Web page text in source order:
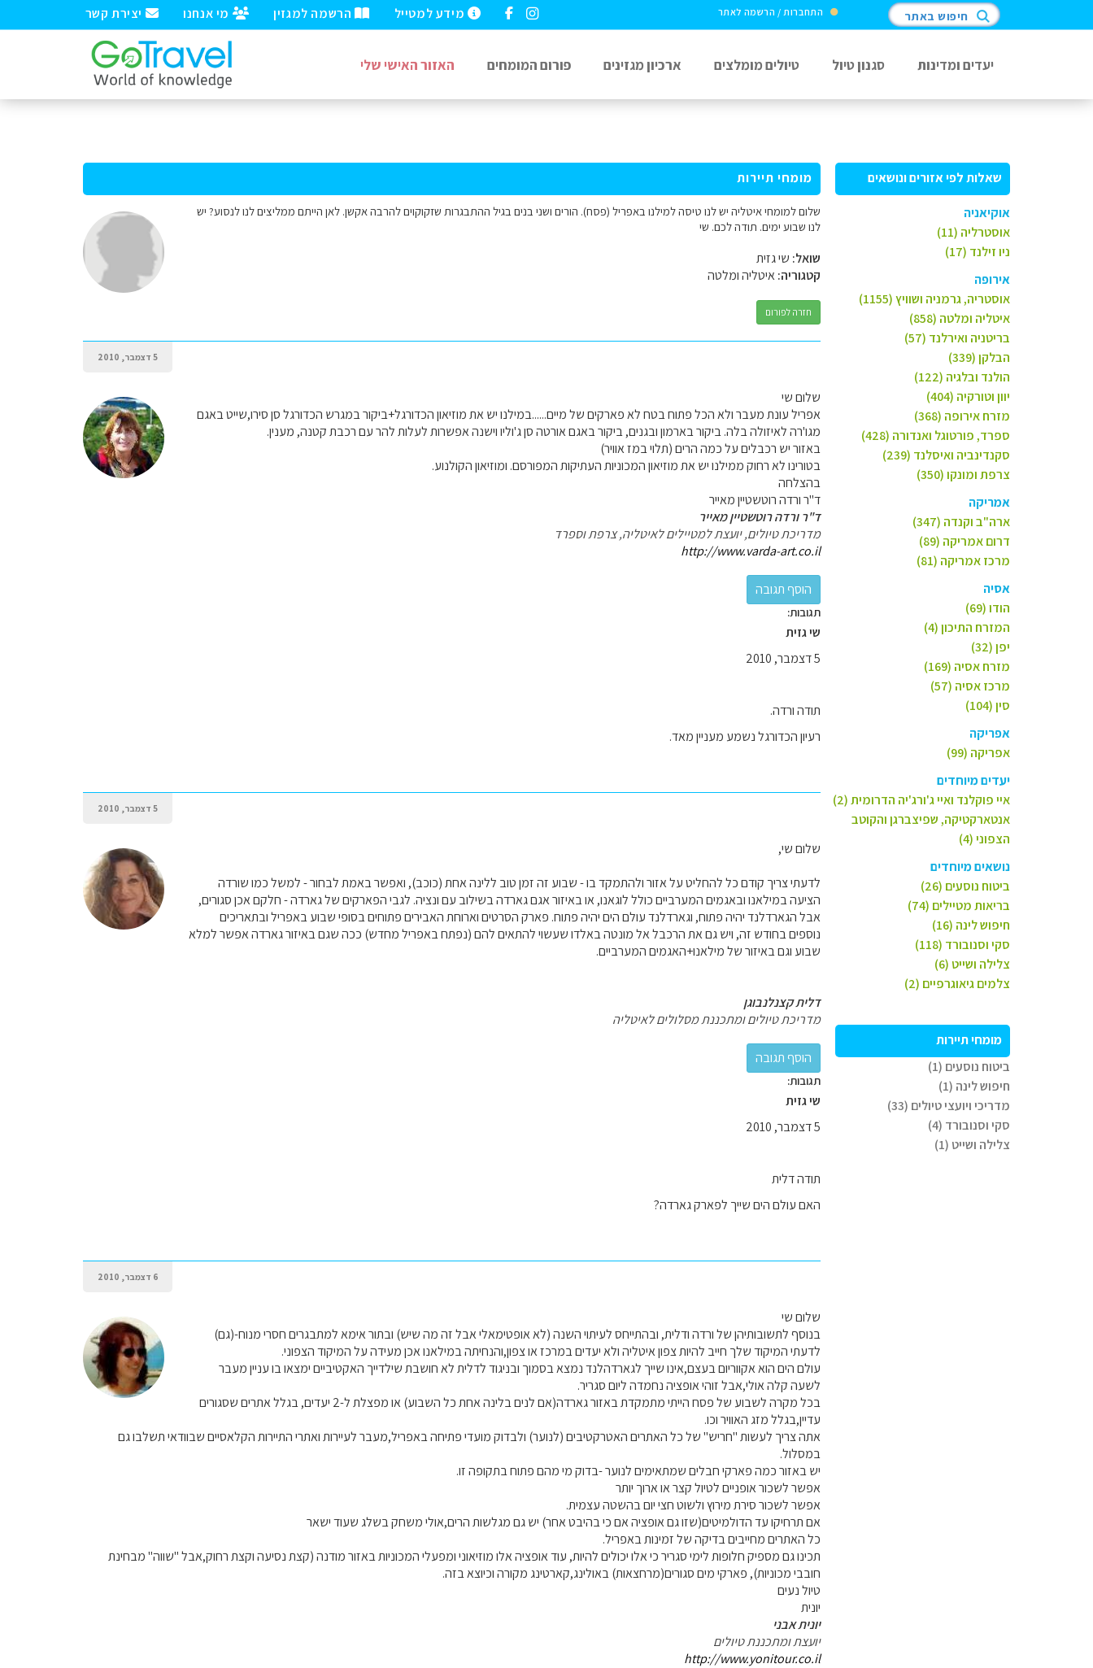
יצירת קשר מי אנחנו הרשמה למגזין מידע למטייל התחברות / הרשמה לאתר חיפוש באתר
יעדים ומדינות סגנון טיול טיולים מומלצים ארכיון מגזינים פורום המומחים האזור האישי שלי
שאלות לפי אזורים ונושאים
אוקיאניה
אוסטרליה (11)
ניו זילנד (17)
אירופה
אוסטריה, גרמניה ושוויץ (1155)
איטליה ומלטה (858)
בריטניה ואירלנד (57)
הבלקן (339)
הולנד ובלגיה (122)
יוון וטורקיה (404)
מזרח אירופה (368)
ספרד, פורטוגל ואנדורה (428)
סקנדינביה ואיסלנד (239)
צרפת ומונקו (350)
אמריקה
ארה"ב וקנדה (347)
דרום אמריקה (89)
מרכז אמריקה (81)
אסיה
הודו (69)
המזרח התיכון (4)
יפן (32)
מזרח אסיה (169)
מרכז אסיה (57)
סין (104)
אפריקה
אפריקה (99)
יעדים מיוחדים
איי פוקלנד ואיי ג'ורג'יה הדרומית (2)
אנטארקטיקה, שפיצברגן והקוטב
הצפוני (4)
נושאים מיוחדים
ביטוח נוסעים (26)
בריאות מטיילים (74)
חיפוש לינה (16)
סקי וסנובורד (118)
צלילה ושייט (6)
צלמים גיאוגרפיים (2)
מומחי תיירות
ביטוח נוסעים (1)
חיפוש לינה (1)
מדריכי ויועצי טיולים (33)
סקי וסנובורד (4)
צלילה ושייט (1)
מומחי תיירות
שלום למומחי איטליה יש לנו טיסה למילנו באפריל (פסח). הורים ושני בנים בגיל ההתבגרות שזקוקוים להרבה אקשן. לאן הייתם ממליצים לנו לנסוע? יש
לנו שבוע ימים. תודה לכם. שי
שואל: שי גזית
קטגוריה:איטליה ומלטה
חזרה לפורום
5 דצמבר, 2010
שלום שי
אפריל עונת מעבר ולא הכל פתוח בטח לא פארקים של מיים......במילנו יש את מוזיאון הכדורגל+ביקור במגרש הכדורגל סן סירו,שייט באגם
מגו'רה לאיזולה בלה. ביקור בארמון ובגנים, ביקור באגם אורטה סן ג'וליו וישנה אפשרות לעלות להר עם רכבת קטנה, מענין.
באזור יש רכבלים על כמה הרים (תלוי במז אוויר)
בטורינו לא רחוק ממילנו יש את מוזיאון המכוניות העתיקות המפורסם. ומוזיאון הקולנוע.
בהצלחה
ד"ר ורדה רוטשטיין מאייר
ד"ר ורדה רוטשטיין מאייר
מדריכת טיולים, יועצת למטיילים לאיטליה, צרפת וספרד
http://www.varda-art.co.il
תגובות:
שי גזית
5 דצמבר, 2010
תודה ורדה.
רעיון הכדורגל נשמע מעניין מאד.
5 דצמבר, 2010
שלום שי,
לדעתי צריך קודם כל להחליט על אזור ולהתמקד בו - שבוע זה זמן טוב ללינה אחת (כוכב), ואפשר באמת לבחור - למשל כמו שורדה
הציעה במילאנו ובאגמים המערביים כולל לוגאנו, או באיזור אגם גארדה בשילוב עם ונציה. לגבי הפארקים של גארדה - חלקם אכן סגורים,
אבל הגארדלנד יהיה פתוח, וגארדלנד עולם הים יהיה פתוח. פארק הסרטים וארוחת האבירים פתוחים בסופי שבוע באפריל ובתאריכים
נוספים בחודש זה, ויש גם את הרכבל אל מונטה באלדו שעשוי להתאים להם (נפתח באפריל מחדש) ככה שגם באיזור גארדה אפשר למלא
שבוע וגם באיזור של מילאנו+האגמים המערביים.
דלית קצנלנבוגן
מדריכת טיולים ומתכננת מסלולים לאיטליה
תגובות:
שי גזית
5 דצמבר, 2010
תודה דלית
האם עולם הים שייך לפארק גארדה?
6 דצמבר, 2010
שלום שי
בנוסף לתשובותיהן של ורדה ודלית, ובהתייחס לעיתוי השנה (לא אופטימאלי אבל זה מה שיש) ובתור אימא למתבגרים חסרי מנוח-(גם)
לדעתי המיקוד שלך חייב להיות צפון איטליה ולא יעדים במרכז או צפון,והנחיתה במילאנו אכן מעידה על המיקוד הצפוני.
עולם הים הוא אקווריום בעצם,אינו שייך לגארדהלנד נמצא בסמוך ובניגוד לדלית לא חושבת שילדייך האקטיביים ימצאו בו עניין מעבר
לשעה קלה אולי,אבל זוהי אופציה נחמדה ליום סגריר.
בכל מקרה לשבוע של פסח הייתי מתמקדת באזור גארדה(אם לנים בלינה אחת כל השבוע) או מפצלת ל-2 יעדים, בגלל אתרים שסגורים
עדיין,בגלל מזג האוויר וכו.
אתה צריך לעשות "חריש" של כל האתרים האטרקטיבים (לנוער) ולבדוק מועדי פתיחה באפריל,מעבר לעיירות ואתרי התיירות הקלאסיים שבוודאי תשלבו גם
במסלול.
יש באזור כמה פארקי חבלים שמתאימים לנוער -בדוק מי מהם פתוח בתקופה זו.
אפשר לשכור אופניים לטיול קצר או ארוך יותר
אפשר לשכור סירת מירוץ ולשוט חצי יום בהשטה עצמית.
אם תרחיקו עד הדולמיטים(שזו גם אופציה אם כי בהיבט אחר) יש גם מגלשות הרים,אולי משחק בשלג שעוד ישאר
כל האתרים מחייבים בדיקה של זמינות באפריל.
תכינו גם מספיק חלופות לימי סגריר כי אלו יכולים להיות, עוד אופציה אלו מוזיאוני ומפעלי המכוניות באזור מודנה (קצת נסיעה וקצת רחוק,אבל "שווה" מבחינת
חובבי מכוניות), פארקי מים סגורים(מרחצאות) באולינג,קארטינג מקורה וכיוצא בזה.
טיול נעים
יונית
יונית אבני
יועצת ומתכננת טיולים
http://www.yonitour.co.il